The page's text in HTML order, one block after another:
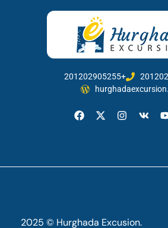
201202905255+
2025 © Hurghada Excusion.